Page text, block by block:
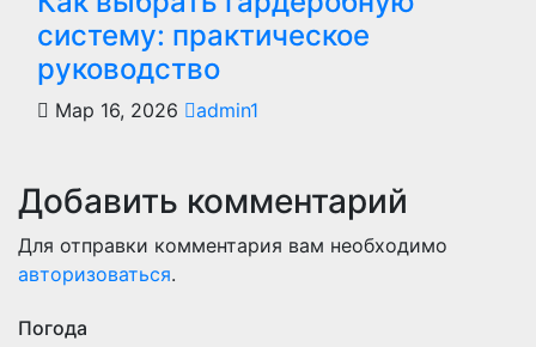
систему: практическое
руководство
Мар 16, 2026 admin1
Добавить комментарий
Для отправки комментария вам необходимо
авторизоваться.
Погода